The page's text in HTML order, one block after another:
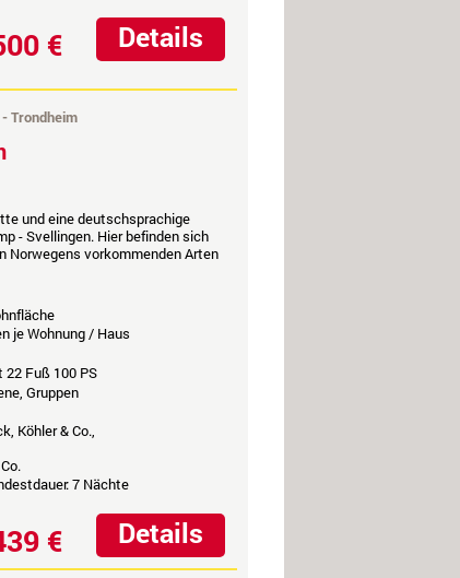
Details
€
Trondheim
und eine deutschsprachige
- Svellingen. Hier befinden sich
Norwegens vorkommenden Arten
je Wohnung / Haus
22 Fuß 100 PS
Gruppen
Köhler & Co.,
7 Nächte
Details
€